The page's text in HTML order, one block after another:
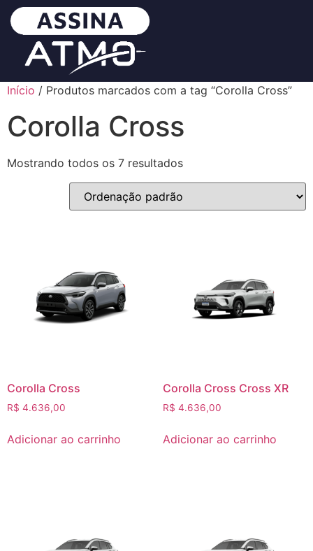
Início / Produtos marcados com a tag “Corolla Cross”
Corolla Cross
Mostrando todos os 7 resultados
Corolla Cross
R$ 4.636,00
Adicionar ao carrinho
Corolla Cross Cross XR
R$ 4.636,00
Adicionar ao carrinho